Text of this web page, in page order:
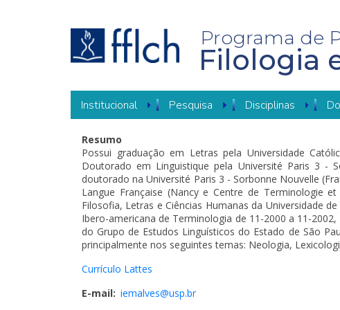
Programa de
Filologia
NAVEGAÇÃO
PRINCIPAL
Institucional Pesquisa Disciplinas
Resumo
Possui graduação em Letras pela Universidade
Doutorado em Linguistique pela Université Paris 3 -
doutorado na Université Paris 3 - Sorbonne Nouvelle
Langue Française (Nancy e Centre de Terminologie
Filosofia, Letras e Ciências Humanas da Universidade
Ibero-americana de Terminologia de 11-2000 a 11-
do Grupo de Estudos Linguísticos do Estado de São
principalmente nos seguintes temas: Neologia,
Currículo Lattes
E-mail iemalves@usp.br